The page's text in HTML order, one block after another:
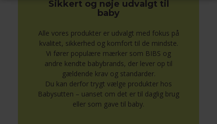
Sikkert og nøje udvalgt til
baby
Alle vores produkter er udvalgt med fokus på
kvalitet, sikkerhed og komfort til de mindste.
Vi fører populære mærker som BIBS og
andre kendte babybrands, der lever op til
gældende krav og standarder.
Du kan derfor trygt vælge produkter hos
Babysutten – uanset om det er til daglig brug
eller som gave til baby.